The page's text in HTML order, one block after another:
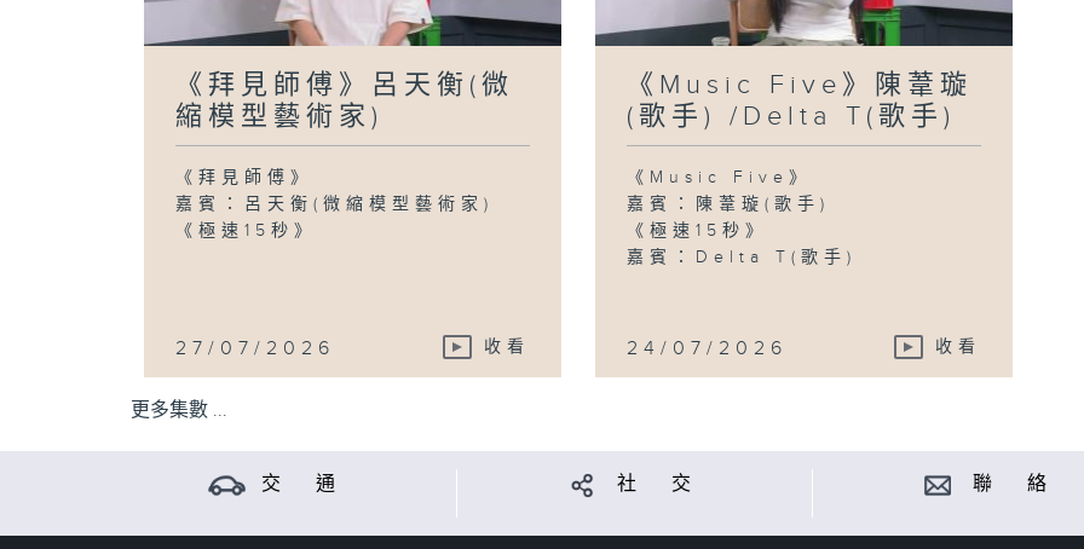
《拜見師傅》呂天衡(微
縮模型藝術家)
《拜見師傅》
嘉賓：呂天衡(微縮模型藝術家)
《極速15秒》
27/07/2026 收看
《Music Five》陳葦璇
(歌手) /Delta T(歌手)
《Music Five》
嘉賓：陳葦璇(歌手)
《極速15秒》
嘉賓：Delta T(歌手)
24/07/2026 收看
更多集數 ...
交 通 社 交 聯 絡